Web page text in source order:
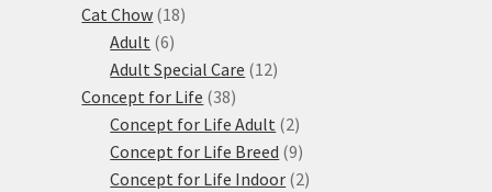
Cat Chow 1818
Adult 66
produktů
Adult Special Care 1212
Concept for Life 3838
produktů
Concept for Life Adult 22
produkty
Concept for Life Breed 99
produktů
Concept for Life Indoor 22